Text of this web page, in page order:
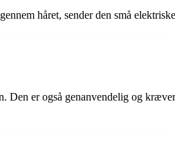
håret, sender den små
Den er også genanvendelig og